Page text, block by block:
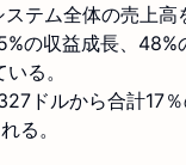
テム全体の売上高
の収益成長、48%
る。
ドルから合計17
る。